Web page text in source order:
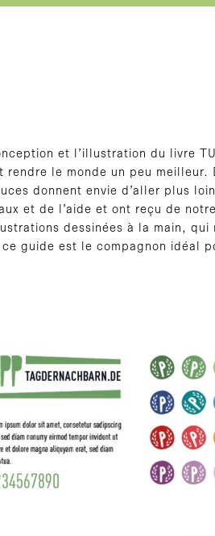
et l’illustration du livre
le monde un peu meilleur.
donnent envie d’aller plus
et de l’aide et ont reçu de
dessinées à la main,
guide est le compagnon idéal